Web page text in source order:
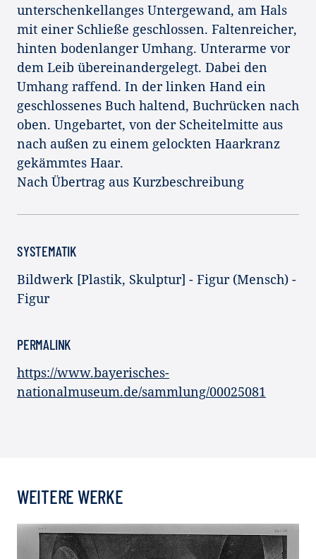
unterschenkellanges Untergewand, am Hals
mit einer Schließe geschlossen. Faltenreicher,
hinten bodenlanger Umhang. Unterarme vor
dem Leib übereinandergelegt. Dabei den
Umhang raffend. In der linken Hand ein
geschlossenes Buch haltend, Buchrücken nach
oben. Ungebartet, von der Scheitelmitte aus
nach außen zu einem gelockten Haarkranz
gekämmtes Haar.
Nach Übertrag aus Kurzbeschreibung
SYSTEMATIK
Bildwerk [Plastik, Skulptur] - Figur (Mensch) -
Figur
PERMALINK
https://www.bayerisches-
nationalmuseum.de/sammlung/00025081
WEITERE WERKE